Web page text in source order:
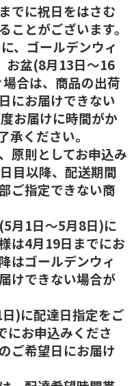
でに祝日をはさむ
ことがございます。
、ゴールデンウィ
お盆(8月13日～16
合は、商品の出荷
にお届けできない
お届けに時間がか
承ください。
原則としてお申込み
目以降、配送期間
ご指定できない商
月1日～5月8日)に
は4月19日までにお
はゴールデンウィ
けできない場合が
)に配達日指定をご
にお申込みくださ
ご希望日にお届け